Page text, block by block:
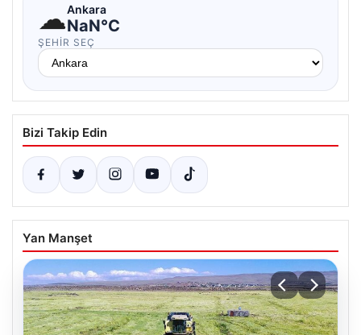
☁Ankara
NaN°C
ŞEHIR SEÇ
Bizi Takip Edin
Yan Manşet